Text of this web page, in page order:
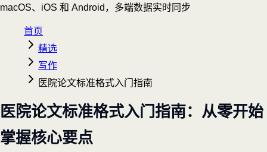
macOS、iOS 和 Android，多端数据实时同步
首页
精选
写作
医院论文标准格式入门指南
医院论文标准格式入门指南：从零开始
掌握核心要点